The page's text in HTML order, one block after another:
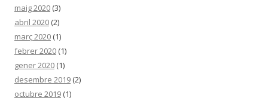
maig 2020 (3)
abril 2020 (2)
març 2020 (1)
febrer 2020 (1)
gener 2020 (1)
desembre 2019 (2)
octubre 2019 (1)